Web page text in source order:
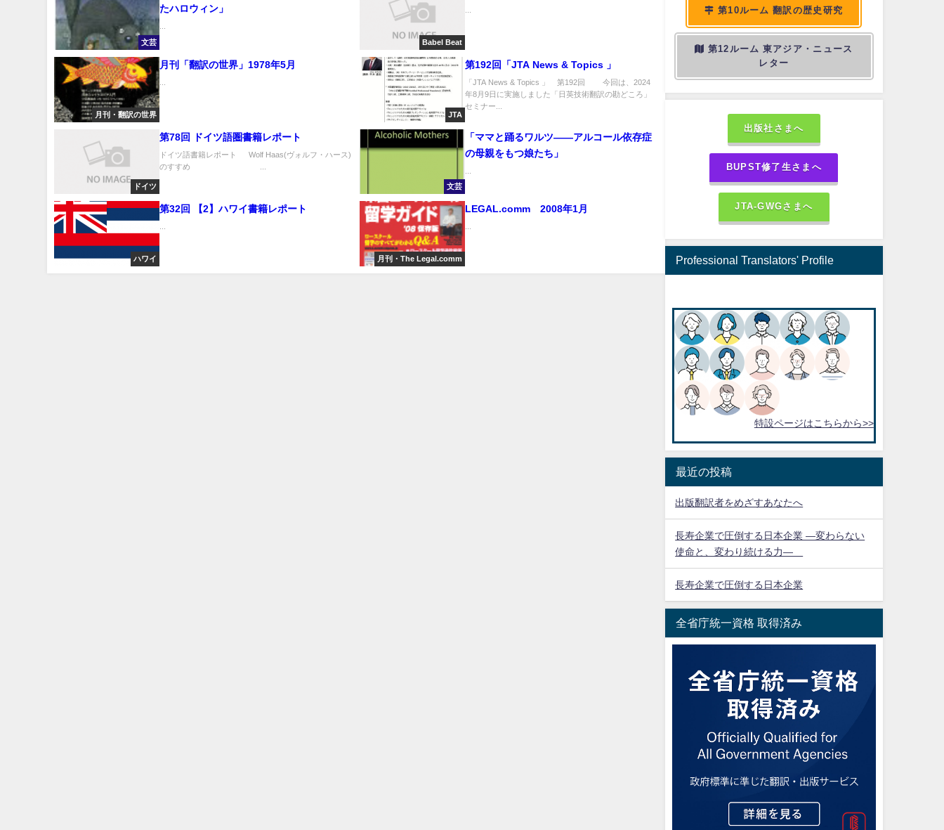
文芸
たハロウィン」
...
Babel Beat
...
月刊・翻訳の世界
月刊「翻訳の世界」1978年5月
JTA
第192回「JTA News & Topics 」
「JTA News & Topics 」 第192回 今回は、2024
年8月9日に実施しました「日英技術翻訳の勘どころ」
セミナー...
ドイツ
第78回 ドイツ語圏書籍レポート
ドイツ語書籍レポート Wolf Haas(ヴォルフ・ハース)
のすすめ ...
文芸
「ママと踊るワルツ――アルコール依存症
の母親をもつ娘たち」
ハワイ
第32回 【2】ハワイ書籍レポート
...
月刊・The Legal.comm
LEGAL.comm 2008年1月
...
第10ルーム 翻訳の歴史研究
第12ルーム 東アジア・ニュース
レター
出版社さまへ
BUPST修了生さまへ
JTA-GWGさまへ
Professional Translators' Profile
特設ページはこちらから>>
最近の投稿
出版翻訳者をめざすあなたへ
長寿企業で圧倒する日本企業 ―変わらない
使命と、変わり続ける力―
長寿企業で圧倒する日本企業
全省庁統一資格 取得済み